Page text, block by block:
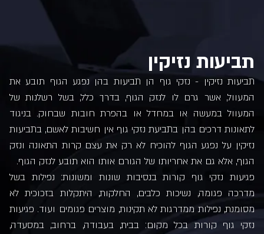
תביעות נזיקין
תביעות נזיקין - נזקי גוף הן תביעות בהן נפגע הגוף תובע את
המעוול, אשר גרם לו לנזק הגוף, בדרך כלל, בשל רשלנות של
המעוול במעשה או במחדל או בהפרת חובות שבחוק. בניגוד
לתאונות דרכים בהן בתביעת נזקי גוף אין חשיבות לאשם, בתביעות
נזיקין על נפגע הגוף להוכיח לא רק את עצם קרות התאונה ונזק
הגוף, אלא גם את אחריותו של הגורם אותו הוא תובע לנזק הגוף.
פגיעות נזקי גוף קורות בנסיבות שונות ומשונות: נפילות בשל
מדרכה פגומה, נשיכות כלבים, החלקות, היתקלות בזכוכית לא
מסומנת, נפילות ממדרגות לא תקינות, מוצרים פגומים ועוד. פגיעות
נזקי גוף קורות בכל מקום: בבית, בעבודה, ברחוב, במסעדה,